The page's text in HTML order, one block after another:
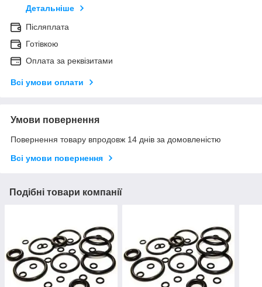
Детальніше
Післяплата
Готівкою
Оплата за реквізитами
Всі умови оплати
Умови повернення
Повернення товару впродовж 14 днів за домовленістю
Всі умови повернення
Подібні товари компанії